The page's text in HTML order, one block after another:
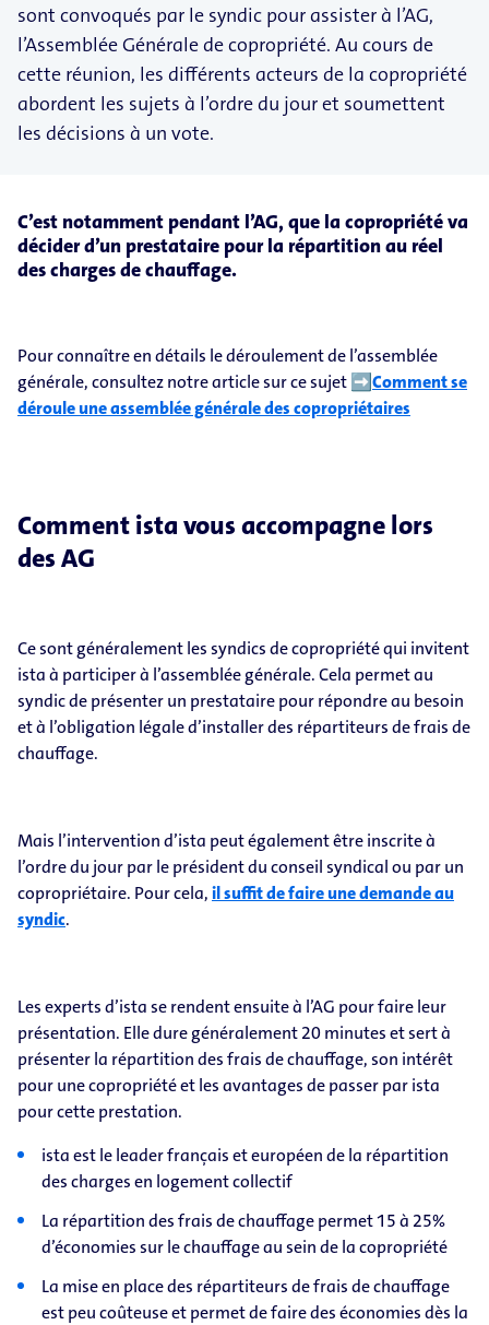
sont convoqués par le syndic pour assister à l’AG,
l’Assemblée Générale de copropriété. Au cours de
cette réunion, les différents acteurs de la copropriété
abordent les sujets à l’ordre du jour et soumettent
les décisions à un vote.
C’est notamment pendant l’AG, que la copropriété va
décider d’un prestataire pour la répartition au réel
des charges de chauffage.
Pour connaître en détails le déroulement de l’assemblée
générale, consultez notre article sur ce sujet ➡Comment se
déroule une assemblée générale des copropriétaires
Comment ista vous accompagne lors
des AG
Ce sont généralement les syndics de copropriété qui invitent
ista à participer à l’assemblée générale. Cela permet au
syndic de présenter un prestataire pour répondre au besoin
et à l’obligation légale d’installer des répartiteurs de frais de
chauffage.
Mais l’intervention d’ista peut également être inscrite à
l’ordre du jour par le président du conseil syndical ou par un
copropriétaire. Pour cela,il suffit de faire une demande au
syndic.
Les experts d’ista se rendent ensuite à l’AG pour faire leur
présentation. Elle dure généralement 20 minutes et sert à
présenter la répartition des frais de chauffage, son intérêt
pour une copropriété et les avantages de passer par ista
pour cette prestation.
ista est le leader français et européen de la répartition
des charges en logement collectif
La répartition des frais de chauffage permet 15 à 25%
d’économies sur le chauffage au sein de la copropriété
La mise en place des répartiteurs de frais de chauffage
est peu coûteuse et permet de faire des économies dès la